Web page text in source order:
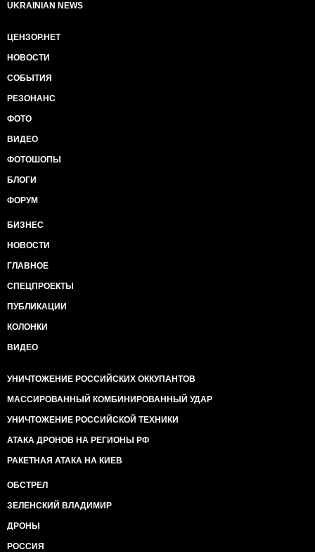
UKRAINIAN NEWS
ЦЕНЗОР.НЕТ
НОВОСТИ
СОБЫТИЯ
РЕЗОНАНС
ФОТО
ВИДЕО
ФОТОШОПЫ
БЛОГИ
ФОРУМ
БИЗНЕС
НОВОСТИ
ГЛАВНОЕ
СПЕЦПРОЕКТЫ
ПУБЛИКАЦИИ
КОЛОНКИ
ВИДЕО
УНИЧТОЖЕНИЕ РОССИЙСКИХ ОККУПАНТОВ
МАССИРОВАННЫЙ КОМБИНИРОВАННЫЙ УДАР
УНИЧТОЖЕНИЕ РОССИЙСКОЙ ТЕХНИКИ
АТАКА ДРОНОВ НА РЕГИОНЫ РФ
РАКЕТНАЯ АТАКА НА КИЕВ
ОБСТРЕЛ
ЗЕЛЕНСКИЙ ВЛАДИМИР
ДРОНЫ
РОССИЯ